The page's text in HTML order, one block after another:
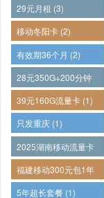
29元月租 (3)
移动冬阳卡 (2)
有效期36个月 (2)
28元350G+200分钟
(1)
39元160G流量卡 (1)
只发重庆 (1)
2025湖南移动流量卡
哪个好 (1)
福建移动300元包1年
(1)
5年超长套餐 (1)